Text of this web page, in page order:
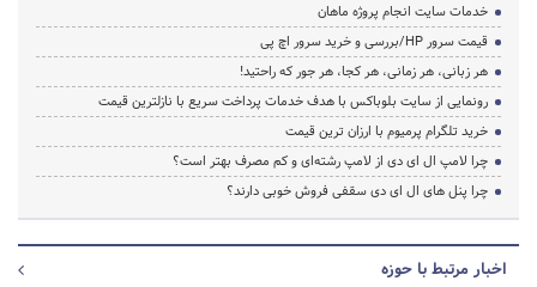
خدمات سایت انجام پروژه ماهان
قیمت سرور HP/بررسی و خرید سرور اچ پی
هر زبانی، هر زمانی، هر کجا، هر جور که راحتید!
رونمایی از سایت بلوباکس با هدف خدمات پرداخت سریع با نازلترین قیمت
خرید تلگرام پرمیوم با ارزان ترین قیمت
چرا لامپ ال ای دی از لامپ رشته‌ای و کم مصرف بهتر است؟
چرا پنل های ال ای دی سقفی فروش خوبی دارند؟
اخبار مرتبط با حوزه